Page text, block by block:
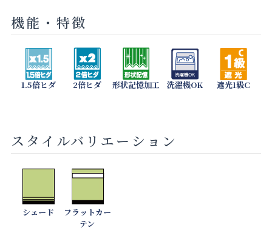
機能・特徴
1.5倍ヒダ 2倍ヒダ 形状記憶加工 洗濯機OK 遮光1級C
スタイルバリエーション
シェード
フラットカー
テン